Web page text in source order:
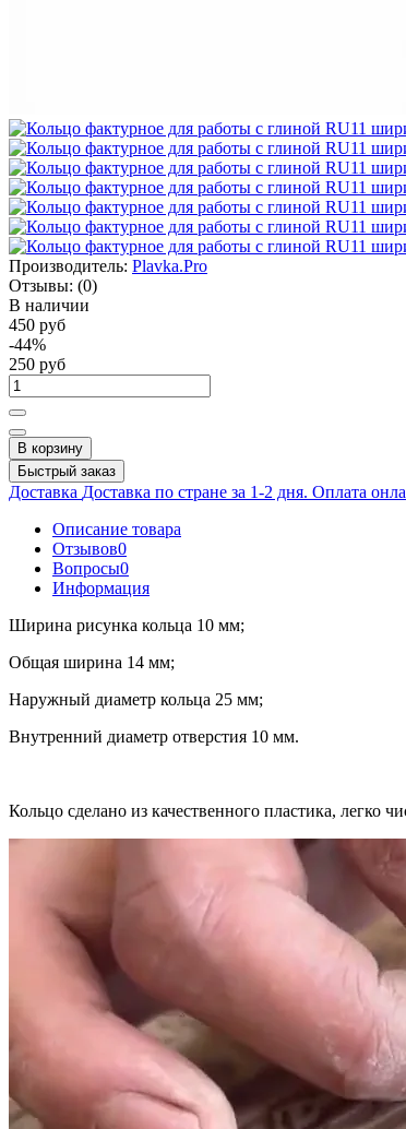
Производитель: Plavka.Pro
Отзывы: (0)
В наличии
450 руб
-44%
250 руб
В корзину
Быстрый заказ
Доставка Доставка по стране за 1-2 дня. Оплата
Описание товара
Отзывов0
Вопросы0
Информация
Ширина рисунка кольца 10 мм;
Общая ширина 14 мм;
Наружный диаметр кольца 25 мм;
Внутренний диаметр отверстия 10 мм.
Кольцо сделано из качественного пластика, легко